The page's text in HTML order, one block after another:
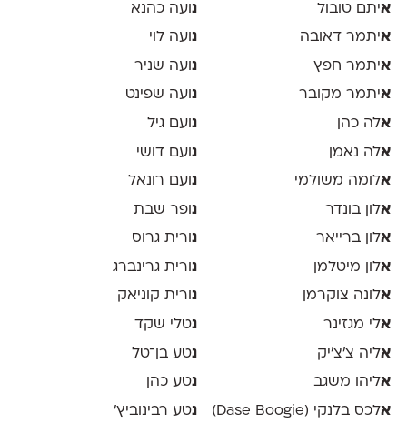
איתם טובול
איתמר דאובה
איתמר חפץ
איתמר מקובר
אלה כהן
אלה נאמן
אלומה משולמי
אלון בונדר
אלון ברייאר
אלון מיטלמן
אלונה צוקרמן
אלי מגזינר
אליה צ׳צ׳יק
אליהו משגב
אלכס בלנקי (Dase Boogie)
נועה כהנא
נ ועה לוי
נ ועה שניר
נועה שפינט
נ ועם גיל
נועם דושי
נ ועם רונאל
נ ופר שבת
נורית גרוס
נ ורית גרינברג
נורית קוניאק
נטלי שקד
נטע בן־טל
נטע כהן
נטע רבינוביץ׳